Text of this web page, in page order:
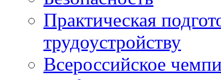
Практическая
трудоустройству
Всероссийское